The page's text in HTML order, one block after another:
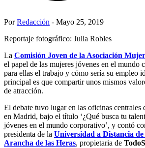
PorRedacción - Mayo 25, 2019
Reportaje fotográfico: Julia Robles
La Comisión Joven de la Asociación
el papel de las mujeres jóvenes en el mundo
para ellas el trabajo y cómo sería su empleo
principal es que compartir unos mismos
de atracción.
El debate tuvo lugar en las oficinas centrales
en Madrid, bajo el título ‘¿Qué busca tu
jóvenes en el mundo corporativo’, y contó
presidenta de la Universidad a Distancia
Arancha de las Heras, propietaria de